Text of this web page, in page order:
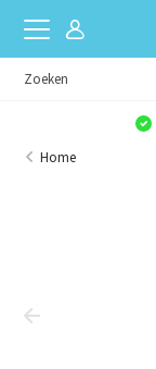
Home